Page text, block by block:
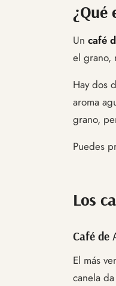
¿Qué
Un café
el grano,
Hay dos
aroma
grano,
Puedes
Los
Café de
El más
canela